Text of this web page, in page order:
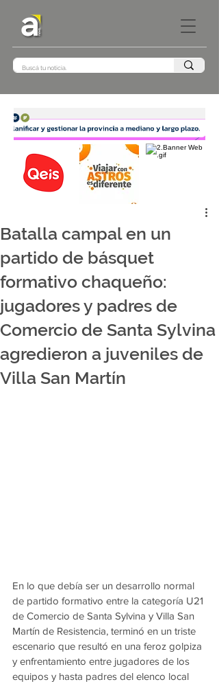
Batalla campal en un
partido de básquet
formativo chaqueño:
jugadores y padres de
Comercio de Santa Sylvina
agredieron a juveniles de
Villa San Martín
En lo que debía ser un desarrollo normal
de partido formativo entre la categoría U21
de Comercio de Santa Sylvina y Villa San
Martín de Resistencia, terminó en un triste
escenario que resultó en una feroz golpiza
y enfrentamiento entre jugadores de los
equipos y hasta padres del elenco local